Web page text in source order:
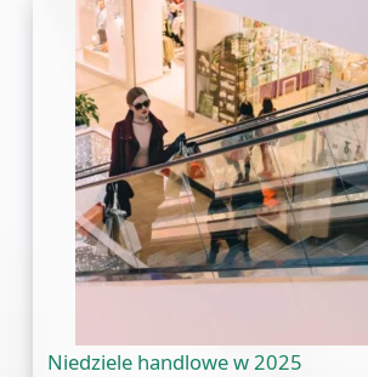
Niedziele handlowe w 2025